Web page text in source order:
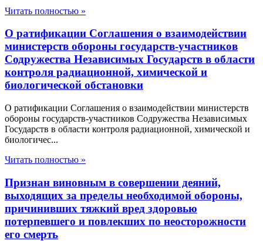
Читать полностью »
О ратификации Соглашения о взаимодействии
министерств обороны государств-участников
Содружества Независимых Государств в области
контроля радиационной, химической и
биологической обстановки
О ратификации Соглашения о взаимодействии министерств
обороны государств-участников Содружества Независимых
Государств в области контроля радиационной, химической и
биологичес...
Читать полностью »
Признан виновным в совершении деяний,
выходящих за пределы необходимой обороны,
причинивших тяжкий вред здоровью
потерпевшего и повлекших по неосторожности
его смерть